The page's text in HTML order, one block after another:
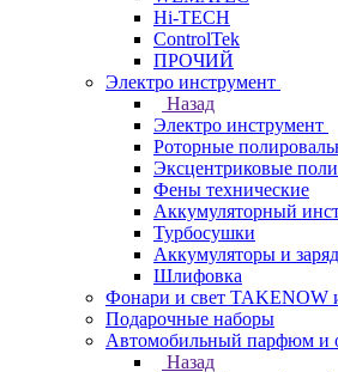
Hi-TECH
ControlTek
ПРОЧИЙ
Электро инструмент
Назад
Электро инструмент
Роторные
Эксцентриковые
Фены технические
Аккумуляторный
Турбосушки
Аккумуляторы и
Шлифовка
Фонари и свет TAKENOW
Подарочные наборы
Автомобильный парфюм и
Назад